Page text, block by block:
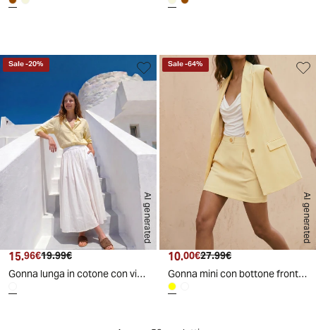
AI generated
Sale-20%
Prezzo attuale
15.96€ Prezzo originale
19.99€
Gonna lunga in cotone con vita arricciata - Bianco
AI generated
Sale-64%
Prezzo attuale
10.00€ Prezzo originale
27.99€
Gonna mini con bottone frontale per donna - Giallo